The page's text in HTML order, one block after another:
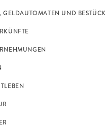
GELDAUTOMATEN UND
für später speichern